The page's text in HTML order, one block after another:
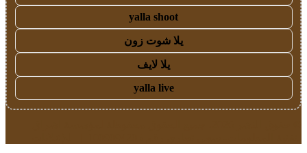
yalla shoot
يلا شوت زون
يلا لايف
yalla live